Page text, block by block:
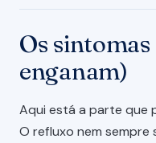
Os
enganam)
Aqui está a parte que
O refluxo nem sempre